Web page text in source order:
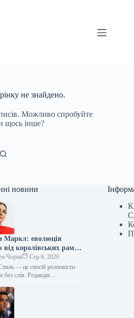
не знайдено.
Можливо спробуйте
щось інше?
новини
Маркл: еволюція
від королівських рамок
тихої розкоші
Чорна
Сер 6, 2026
— це спосіб розповісти
без слів. Редакція
тенденціями, і сьогодні